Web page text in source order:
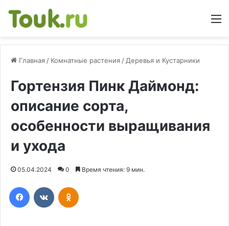
Главная / Комнатные растения / Деревья и Кустарники
Гортензия Пинк Даймонд:
описание сорта,
особенности выращивания
и ухода
05.04.2024 0 Время чтения: 9 мин.